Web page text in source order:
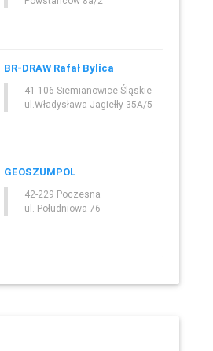
BR-DRAW Rafał Bylica
41-106 Siemianowice Śląskie
ul.Władysława Jagiełły 35A/5
GEOSZUMPOL
42-229 Poczesna
ul. Południowa 76